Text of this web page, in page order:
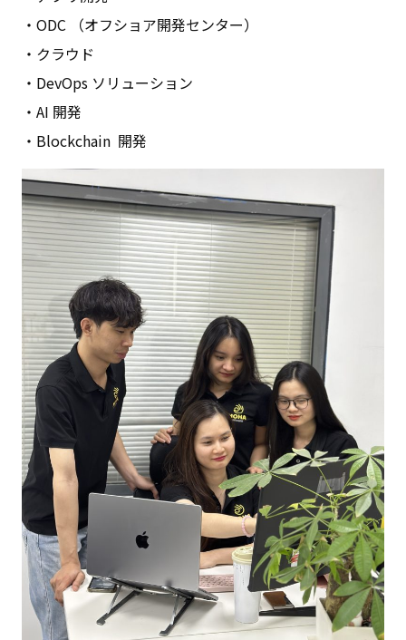
・ODC （オフショア開発センター）
・クラウド
・DevOps ソリューション
・AI 開発
・Blockchain 開発